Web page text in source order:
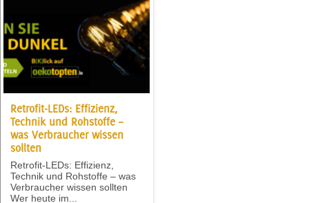
Retrofit-LEDs: Effizienz,
Technik und Rohstoffe –
was Verbraucher wissen
sollten
Retrofit-LEDs: Effizienz,
Technik und Rohstoffe – was
Verbraucher wissen sollten
Wer heute im...